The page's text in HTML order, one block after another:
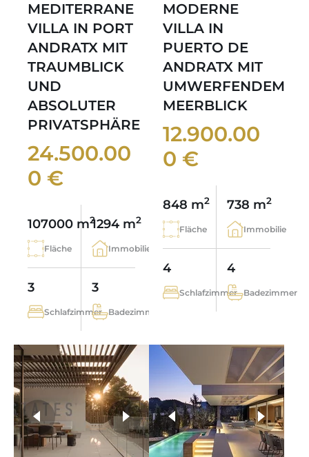
MEDITERRANE
VILLA IN PORT
ANDRATX MIT
TRAUMBLICK
UND
ABSOLUTER
PRIVATSPHÄRE
24.500.00
0 €
107000 m2
Fläche
1294 m2
Immobilie
3
Schlafzimmer
3
Badezimmer
MODERNE
VILLA IN
PUERTO DE
ANDRATX MIT
UMWERFENDEM
MEERBLICK
12.900.00
0 €
848 m2
Fläche
738 m2
Immobilie
4
Schlafzimmer
4
Badezimmer
weitere Fotos